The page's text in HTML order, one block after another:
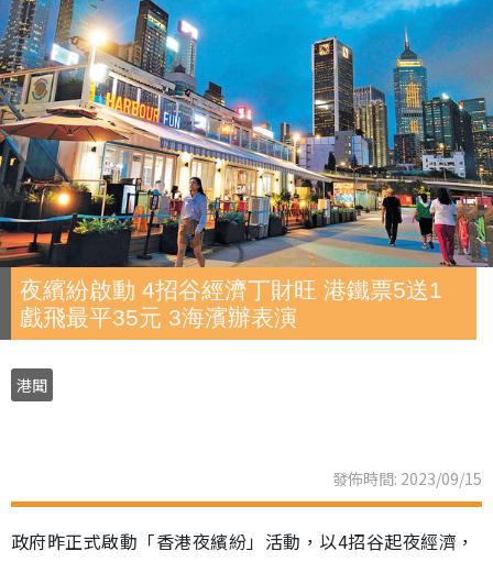
夜繽紛啟動 4招谷經濟丁財旺 港鐵票5送1
戲飛最平35元 3海濱辦表演
港聞
發佈時間: 2023/09/15
政府昨正式啟動「香港夜繽紛」活動，以4招谷起夜經濟，